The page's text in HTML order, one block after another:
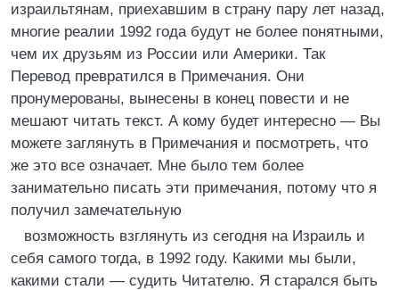
израильтянам, приехавшим в страну пару лет назад,
многие реалии 1992 года будут не более понятными,
чем их друзьям из России или Америки. Так
Перевод превратился в Примечания. Они
пронумерованы, вынесены в конец повести и не
мешают читать текст. А кому будет интересно — Вы
можете заглянуть в Примечания и посмотреть, что
же это все означает. Мне было тем более
занимательно писать эти примечания, потому что я
получил замечательную
возможность взглянуть из сегодня на Израиль и
себя самого тогда, в 1992 году. Какими мы были,
какими стали — судить Читателю. Я старался быть